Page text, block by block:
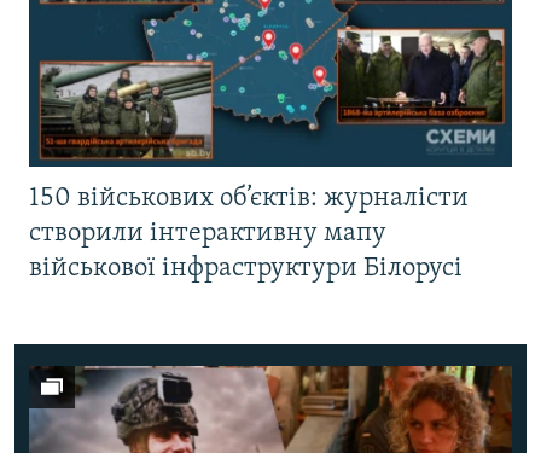
150 військових об’єктів: журналісти
створили інтерактивну мапу
військової інфраструктури Білорусі